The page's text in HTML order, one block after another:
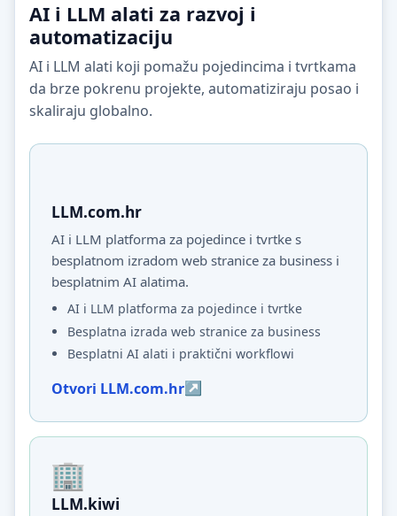
AI i LLM alati za razvoj i
automatizaciju
AI i LLM alati koji pomažu pojedincima i tvrtkama
da brze pokrenu projekte, automatiziraju posao i
skaliraju globalno.
LLM.com.hr
AI i LLM platforma za pojedince i tvrtke s
besplatnom izradom web stranice za business i
besplatnim AI alatima.
AI i LLM platforma za pojedince i tvrtke
Besplatna izrada web stranice za business
Besplatni AI alati i praktični workflowi
Otvori LLM.com.hr
LLM.kiwi